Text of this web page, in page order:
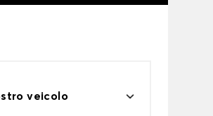
veicolo